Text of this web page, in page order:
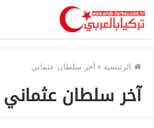
الرئيسية » آخر سلطان عثماني
آخر سلطان عثماني